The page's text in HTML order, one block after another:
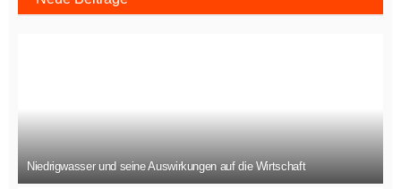
Niedrigwasser und seine Auswirkungen auf die Wirtschaft